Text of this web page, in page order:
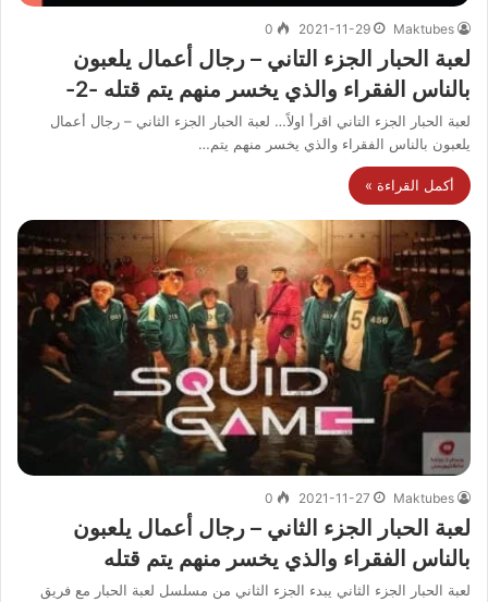
Maktubes
2021-11-29
0
لعبة الحبار الجزء التاني – رجال أعمال يلعبون
بالناس الفقراء والذي يخسر منهم يتم قتله -2-
لعبة الحبار الجزء التاني اقرأ اولاً… لعبة الحبار الجزء الثاني – رجال أعمال
يلعبون بالناس الفقراء والذي يخسر منهم يتم…
أكمل القراءة »
Maktubes
2021-11-27
0
لعبة الحبار الجزء الثاني – رجال أعمال يلعبون
بالناس الفقراء والذي يخسر منهم يتم قتله
لعبة الحبار الجزء الثاني يبدء الجزء الثاني من مسلسل لعبة الحبار مع فريق